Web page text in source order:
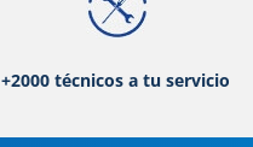
+2000 técnicos a tu servicio